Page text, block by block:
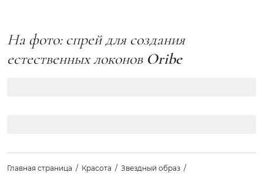
На фото: спрей для создания
естественных локоновOribe
Главная страница Красота Звездный образ